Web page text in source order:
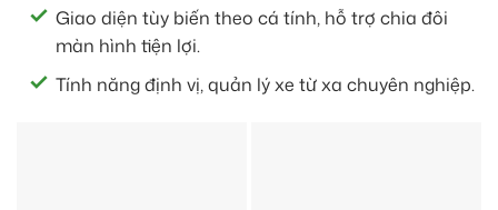
Giao diện tùy biến theo cá tính, hỗ trợ chia đôi
màn hình tiện lợi.
Tính năng định vị, quản lý xe từ xa chuyên nghiệp.